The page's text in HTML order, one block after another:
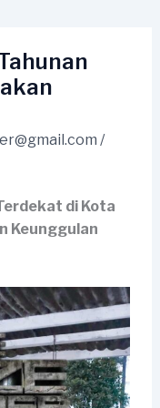
/
di Kota
Keunggulan